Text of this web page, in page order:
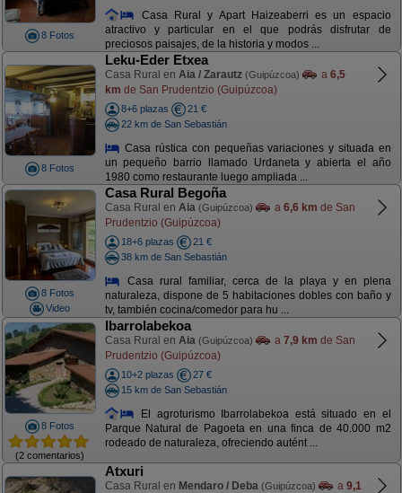
8 Fotos
Casa Rural y Apart Haizeaberri es un espacio
atractivo y particular en el que podrás disfrutar de
preciosos paisajes, de la historia y modos ...
8 Fotos
Leku-Eder Etxea
Casa Rural en Aia / Zarautz (Guipúzcoa) a 6,5
km de San Prudentzio (Guipúzcoa)
8+6 plazas
21 €
22 km de San Sebastián
Casa rústica con pequeñas variaciones y situada en
un pequeño barrio llamado Urdaneta y abierta el año
1980 como restaurante luego ampliada ...
8 Fotos
Video
Casa Rural Begoña
Casa Rural en Aia (Guipúzcoa) a 6,6 km de San
Prudentzio (Guipúzcoa)
18+6 plazas
21 €
38 km de San Sebastián
Casa rural familiar, cerca de la playa y en plena
naturaleza, dispone de 5 habitaciones dobles con baño y
tv, también cocina/comedor para hu ...
8 Fotos
(2 comentarios)
Ibarrolabekoa
Casa Rural en Aia (Guipúzcoa) a 7,9 km de San
Prudentzio (Guipúzcoa)
10+2 plazas
27 €
15 km de San Sebastián
El agroturismo Ibarrolabekoa está situado en el
Parque Natural de Pagoeta en una finca de 40.000 m2
rodeado de naturaleza, ofreciendo autént ...
Atxuri
Casa Rural en Mendaro / Deba (Guipúzcoa) a 9,1